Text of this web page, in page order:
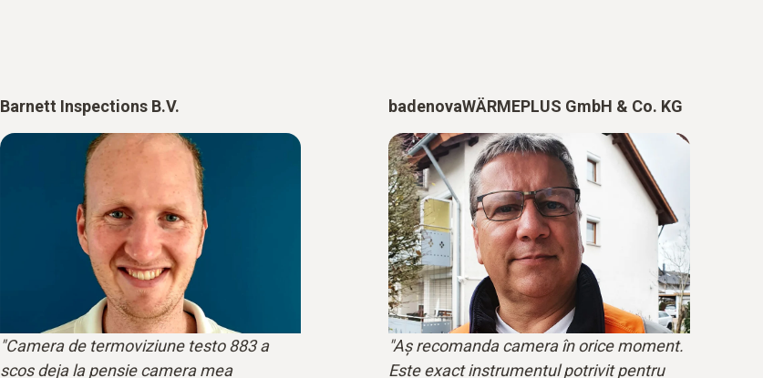
Barnett Inspections B.V.
"Camera de termoviziune testo 883 a
scos deja la pensie camera mea
badenovaWÄRMEPLUS GmbH & Co. KG
"Aș recomanda camera în orice moment.
Este exact instrumentul potrivit pentru